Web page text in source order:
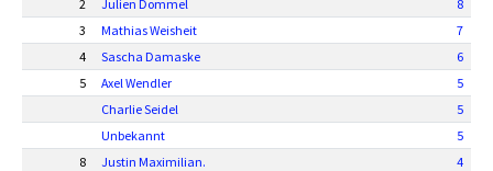
2
Julien Dommel
8
3
Mathias Weisheit
7
4
Sascha Damaske
6
5
Axel Wendler
5
Charlie Seidel
5
Unbekannt
5
8
Justin Maximilian.
4